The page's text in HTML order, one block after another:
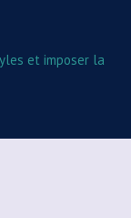
et imposer la